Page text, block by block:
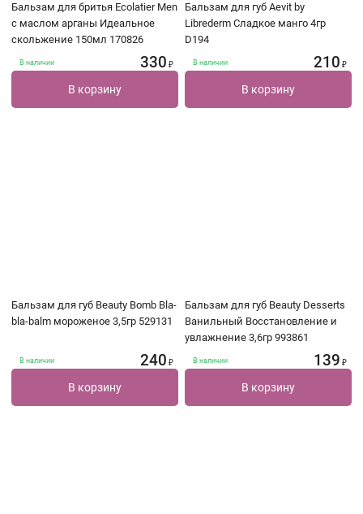
Бальзам для бритья Ecolatier Men
с маслом арганы Идеальное
скольжение 150мл 170826
В наличии 330 ₽
В корзину
Бальзам для губ Aevit by
Librederm Сладкое манго 4гр
D194
В наличии 210 ₽
В корзину
Бальзам для губ Beauty Bomb Bla-
bla-balm мороженое 3,5гр 529131
В наличии 240 ₽
В корзину
Бальзам для губ Beauty Desserts
Ванильный Восстановление и
увлажнение 3,6гр 993861
В наличии 139 ₽
В корзину